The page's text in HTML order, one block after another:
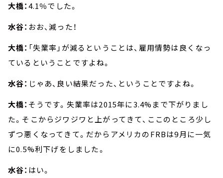
大橋：4.1％でした。
水谷： おお、減った！
大橋： 「失業率」が減るということは、雇用情勢は良くなっ
ているということですよね。
水谷： じゃあ、良い結果だった、ということですよね。
大橋： そうです。失業率は2015年に3.4%まで下がりまし
た。そこからジワジワと上がってきて、ここのところ少し
ずつ悪くなってきて。だからアメリカのFRBは9月に一気
に0.5%利下げをしました。
水谷： はい。